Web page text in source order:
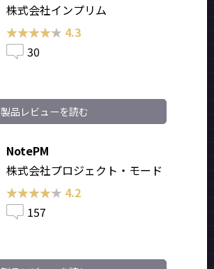
株式会社インプリム
★★★★★
★★★★★ 4.3
30
製品レビューを読む
NotePM
株式会社プロジェクト・モード
★★★★★
★★★★★ 4.2
157